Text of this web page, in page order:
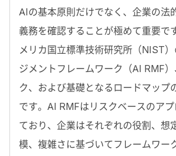
AIの基本原則だけでなく、企業の法
義務を確認することが極めて重要で
メリカ国立標準技術研究所（NIST
ジメントフレームワーク（AI RMF
ク、および基礎となるロードマップ
です。AI RMFはリスクベースのア
ており、企業はそれぞれの役割、想
模、複雑さに基づいてフレームワー